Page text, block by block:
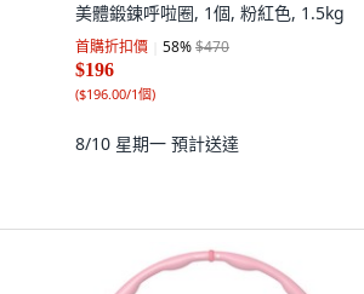
美體鍛鍊呼啦圈, 1個, 粉紅色, 1.5kg
首購折扣價 58%$470
$196
($196.00/1個)
8/10 星期一 預計送達